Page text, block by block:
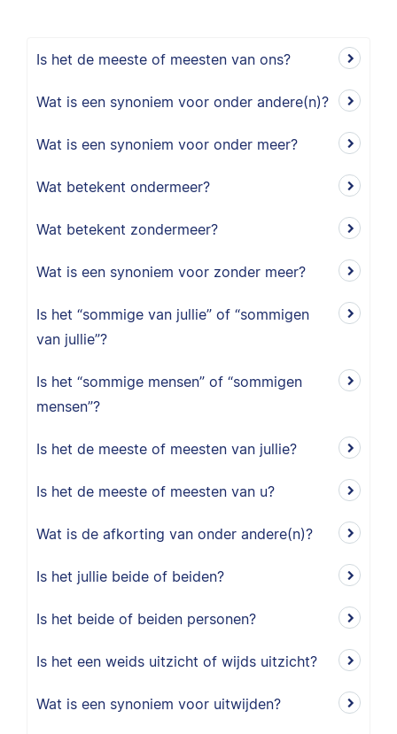
Is het de meeste of meesten van ons?
Wat is een synoniem voor onder andere(n)?
Wat is een synoniem voor onder meer?
Wat betekent ondermeer?
Wat betekent zondermeer?
Wat is een synoniem voor zonder meer?
Is het “sommige van jullie” of “sommigen
van jullie”?
Is het “sommige mensen” of “sommigen
mensen”?
Is het de meeste of meesten van jullie?
Is het de meeste of meesten van u?
Wat is de afkorting van onder andere(n)?
Is het jullie beide of beiden?
Is het beide of beiden personen?
Is het een weids uitzicht of wijds uitzicht?
Wat is een synoniem voor uitwijden?